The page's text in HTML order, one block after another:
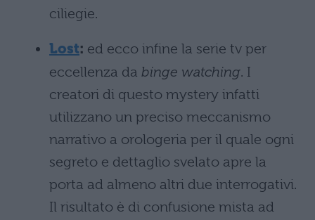
ciliegie.
Lost: ed ecco infine la serie tv per
eccellenza da binge watching. I
creatori di questo mystery infatti
utilizzano un preciso meccanismo
narrativo a orologeria per il quale ogni
segreto e dettaglio svelato apre la
porta ad almeno altri due interrogativi.
Il risultato è di confusione mista ad